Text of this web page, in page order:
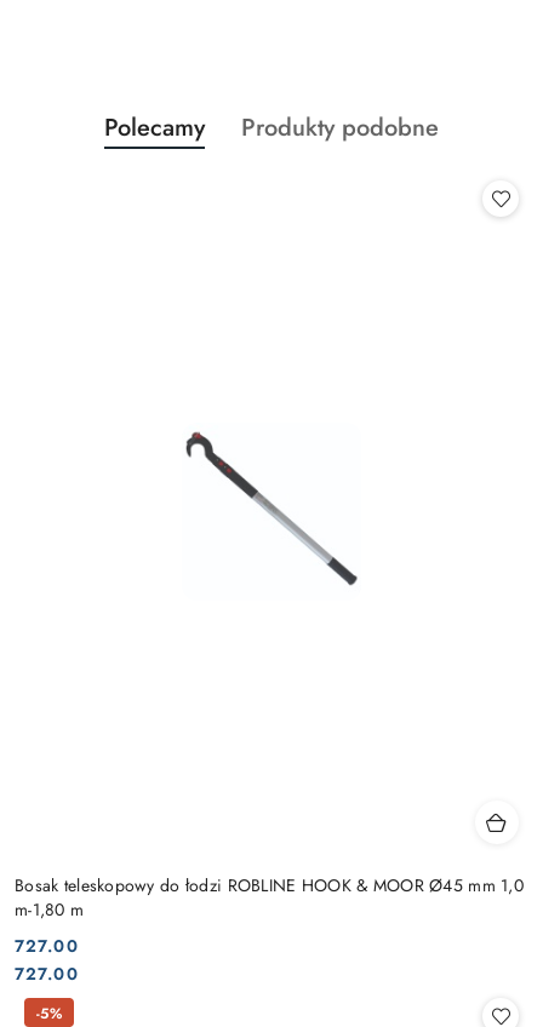
Pomiń karuzelę produktów
Produkty
o
Polecamy
Produkty
Produkty podobne
Bosak teleskopowy do łodzi ROBLINE HOOK & MOOR Ø45 mm 1,0
m-1,80 m
Cena:
727.00
Cena:
727.00
-5%